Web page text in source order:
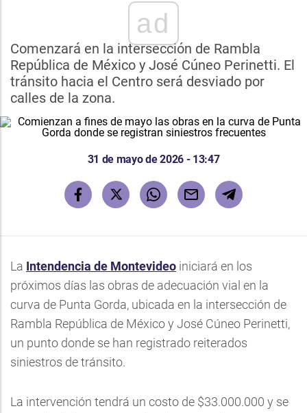
ad
Comenzará en la intersección de Rambla
República de México y José Cúneo Perinetti. El
tránsito hacia el Centro será desviado por
calles de la zona.
31 de mayo de 2026 - 13:47
La Intendencia de Montevideo iniciará en los
próximos días las obras de adecuación vial en la
curva de Punta Gorda, ubicada en la intersección de
Rambla República de México y José Cúneo Perinetti,
un punto donde se han registrado reiterados
siniestros de tránsito.
La intervención tendrá un costo de $33.000.000 y se